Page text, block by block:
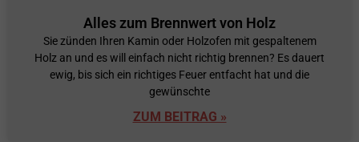
Alles zum Brennwert von Holz
Sie zünden Ihren Kamin oder Holzofen mit gespaltenem
Holz an und es will einfach nicht richtig brennen? Es dauert
ewig, bis sich ein richtiges Feuer entfacht hat und die
gewünschte
ZUM BEITRAG »